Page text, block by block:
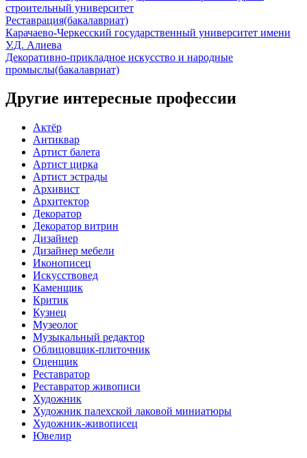
строительный университет
Реставрация(бакалавриат)
Карачаево-Черкесский государственный университет имени
У.Д. Алиева
Декоративно-прикладное искусство и народные
промыслы(бакалавриат)
Другие интересные профессии
Актёр
Антиквар
Артист балета
Артист цирка
Артист эстрады
Архивист
Архитектор
Декоратор
Декоратор витрин
Дизайнер
Дизайнер мебели
Иконописец
Искусствовед
Каменщик
Критик
Кузнец
Музеолог
Музыкальный редактор
Облицовщик-плиточник
Оценщик
Реставратор
Реставратор живописи
Художник
Художник палехской лаковой миниатюры
Художник-живописец
Ювелир